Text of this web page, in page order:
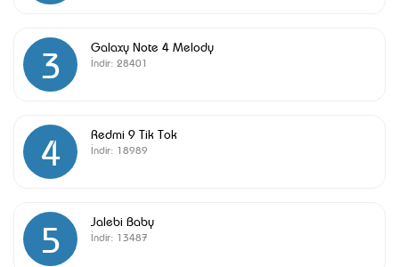
3 Galaxy Note 4 Melody
İndir: 28401
4 Redmi 9 Tik Tok
İndir: 18989
5 Jalebi Baby
İndir: 13487